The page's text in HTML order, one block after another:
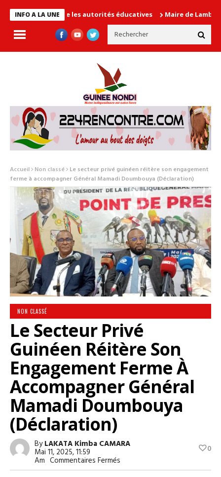
INFO A LA UNE
en cause les autorités éducatives Maire de Lambanyi : Baba
Accueil Non classé Le secteur privé guinéen réitère son engagement
ferme à accompagner Général Mamadi Doumbouya (Déclaration)
NON CLASSÉ
Le Secteur Privé
Guinéen Réitère Son
Engagement Ferme À
Accompagner Général
Mamadi Doumbouya
(Déclaration)
ByLAKATA Kimba CAMARA
Mai 11, 2025, 11:59
Am Commentaires Fermés
Le
0